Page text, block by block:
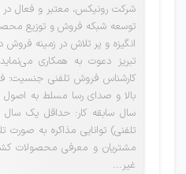
شرکت رونیکس، معتبر و فعال در
توسعه شبکه فروش و توزیع
انگیزه و پر تلاش در زمینه فروش
تبریز دعوت به همکاری
کارشناس فروش تلفنی جنسیت:
سال سابقه کار: حداقل یک سال
تلفنی) توانایی مذاکره به
مشتریان و معرفی محصولات
غیر...